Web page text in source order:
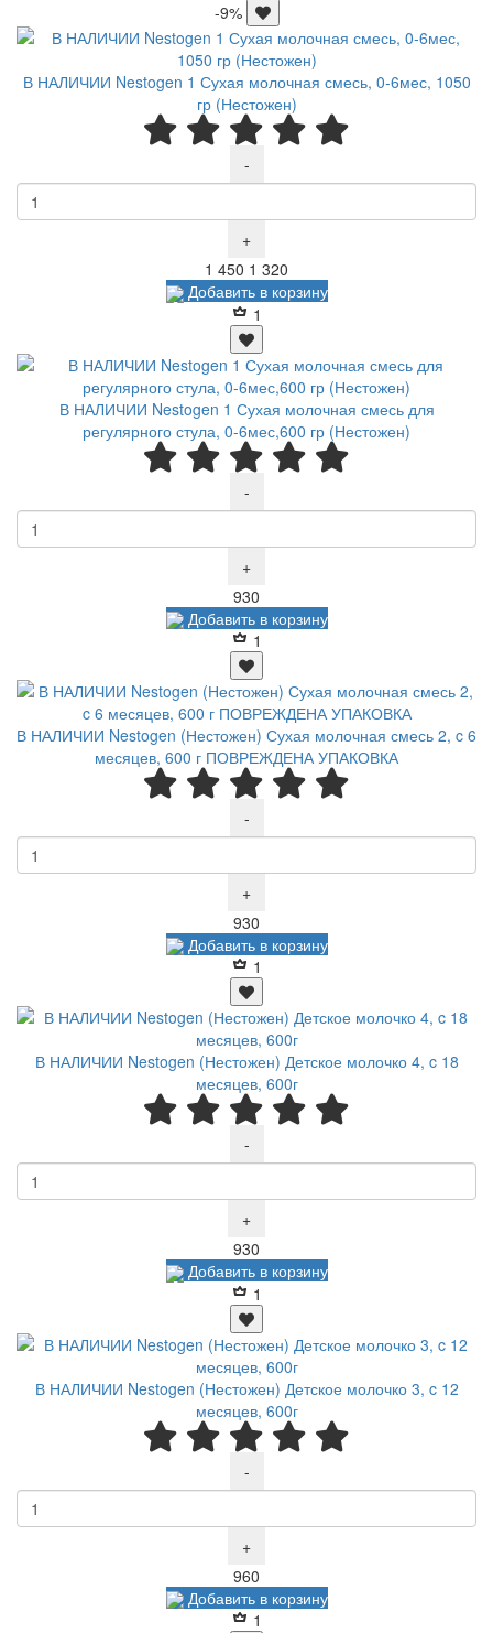
-9%
В НАЛИЧИИ Nestogen 1 Сухая молочная смесь, 0-6мес, 1050
гр (Нестожен)
-
+
1 450 Р1 320
Добавить в корзину
1
В НАЛИЧИИ Nestogen 1 Сухая молочная смесь для
регулярного стула, 0-6мес,600 гр (Нестожен)
-
+
930
Добавить в корзину
1
В НАЛИЧИИ Nestogen (Нестожен) Сухая молочная смесь 2, c 6
месяцев, 600 г ПОВРЕЖДЕНА УПАКОВКА
-
+
930
Добавить в корзину
1
В НАЛИЧИИ Nestogen (Нестожен) Детское молочко 4, c 18
месяцев, 600г
-
+
930
Добавить в корзину
1
В НАЛИЧИИ Nestogen (Нестожен) Детское молочко 3, c 12
месяцев, 600г
-
+
960
Добавить в корзину
1